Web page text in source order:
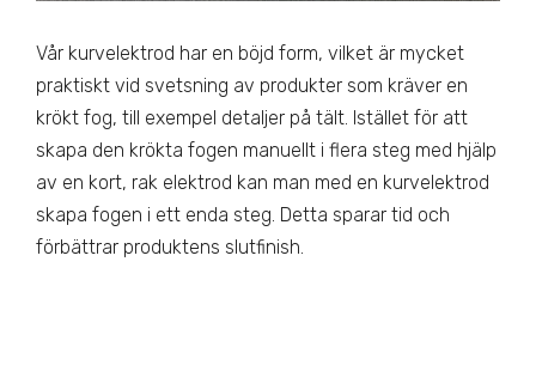
Vår kurvelektrod har en böjd form, vilket är mycket
praktiskt vid svetsning av produkter som kräver en
krökt fog, till exempel detaljer på tält. Istället för att
skapa den krökta fogen manuellt i flera steg med hjälp
av en kort, rak elektrod kan man med en kurvelektrod
skapa fogen i ett enda steg. Detta sparar tid och
förbättrar produktens slutfinish.